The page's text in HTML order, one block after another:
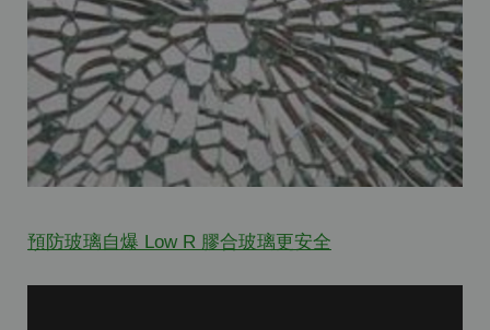
預防玻璃自爆 Low R 膠合玻璃更安全